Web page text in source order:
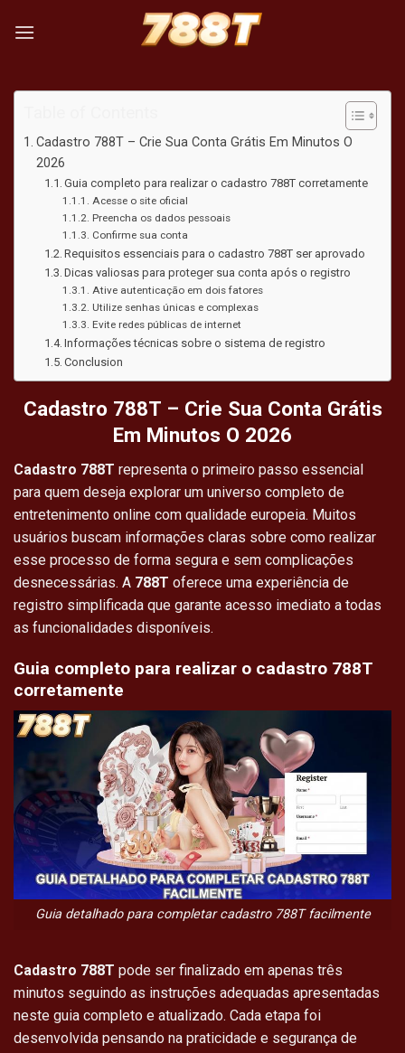
Cadastro 788T – Crie Sua Conta Grátis Em Minutos O
2026
Guia completo para realizar o cadastro 788T corretamente
Acesse o site oficial
Preencha os dados pessoais
Confirme sua conta
Requisitos essenciais para o cadastro 788T ser aprovado
Dicas valiosas para proteger sua conta após o registro
Ative autenticação em dois fatores
Utilize senhas únicas e complexas
Evite redes públicas de internet
Informações técnicas sobre o sistema de registro
Conclusion
Cadastro 788T – Crie Sua Conta Grátis
Em Minutos O 2026
Cadastro 788T representa o primeiro passo essencial
para quem deseja explorar um universo completo de
entretenimento online com qualidade europeia. Muitos
usuários buscam informações claras sobre como realizar
esse processo de forma segura e sem complicações
desnecessárias. A 788T oferece uma experiência de
registro simplificada que garante acesso imediato a todas
as funcionalidades disponíveis.
Guia completo para realizar o cadastro 788T
corretamente
Guia detalhado para completar cadastro 788T facilmente
Cadastro 788T pode ser finalizado em apenas três
minutos seguindo as instruções adequadas apresentadas
neste guia completo e atualizado. Cada etapa foi
desenvolvida pensando na praticidade e segurança de